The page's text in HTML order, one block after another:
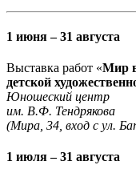
1 июня – 31 августа
Выставка работ «Мир
детской
Юношеский центр
им. В.Ф. Тендрякова
(Мира, 34, вход с ул.
1 июля – 31 августа